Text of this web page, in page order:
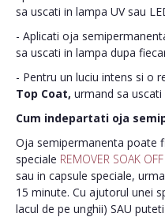
sa uscati in lampa UV sau
- Aplicati oja
sa uscati in lampa dupa
- Pentru un luciu intens si o
Top Coat, urmand sa uscati
Cum indepartati oja
Oja semipermanenta poate
speciale REMOVER SOAK OFF
sau in capsule speciale,
15 minute. Cu ajutorul unei
lacul de pe unghii) SAU